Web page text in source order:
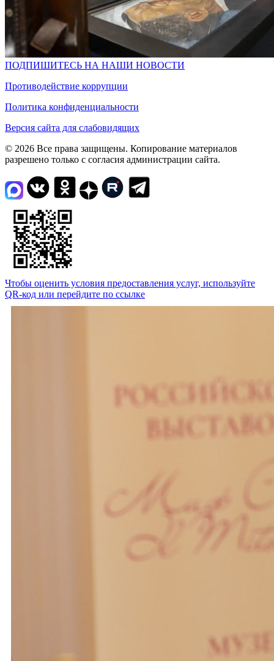
ПОДПИШИТЕСЬ НА НАШИ НОВОСТИ
Противодействие коррупции
Политика конфиденциальности
Версия сайта для слабовидящих
© 2026 Все права защищены. Копирование материалов
разрешено только с согласия администрации сайта.
Чтобы оценить условия предоставления услуг, используйте
QR-код или перейдите по ссылке